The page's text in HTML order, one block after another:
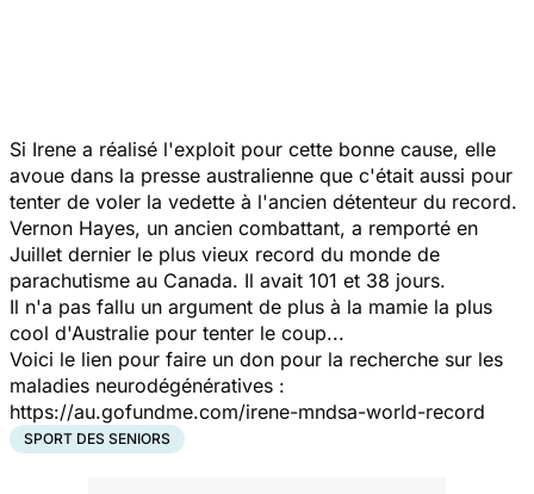
Si Irene a réalisé l'exploit pour cette bonne cause, elle
avoue dans la presse australienne que c'était aussi pour
tenter de voler la vedette à l'ancien détenteur du record.
Vernon Hayes, un ancien combattant, a remporté en
Juillet dernier le plus vieux record du monde de
parachutisme au Canada. Il avait 101 et 38 jours.
Il n'a pas fallu un argument de plus à la mamie la plus
cool d'Australie pour tenter le coup...
Voici le lien pour faire un don pour la recherche sur les
maladies neurodégénératives :
https://au.gofundme.com/irene-mndsa-world-record
SPORT DES SENIORS